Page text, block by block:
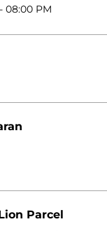
08:00 PM
Parcel